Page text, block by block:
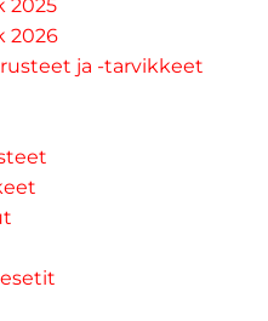
2025
2026
ja -tarvikkeet